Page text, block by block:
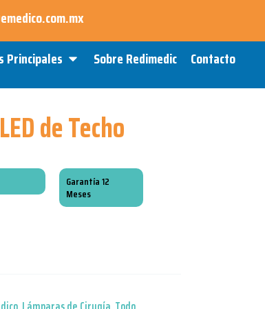
Principales Open Categorías Principales
Sobre Redimedic Contacto
de Techo
Garantía 12
Meses